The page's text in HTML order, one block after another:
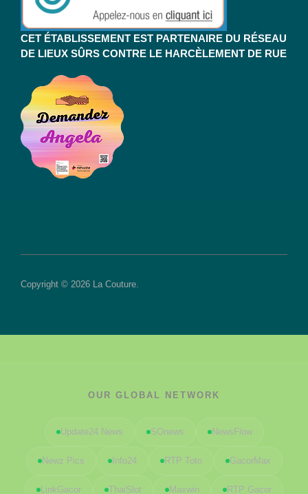
CET ÉTABLISSEMENT EST PARTENAIRE DU RÉSEAU
DE LIEUX SÛRS CONTRE LE HARCÈLEMENT DE RUE
Copyright © 2026 La Couture.
OUR GLOBAL NETWORK
Update24 News SOnews NewsFlow
Newz Pics Info24 RTP Toto GacorMax
LinkGacor ThaiSlot Maxwin RTP Gacor